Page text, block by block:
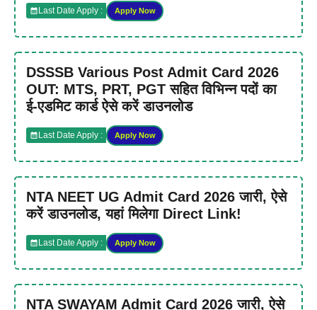
Last Date Apply : Apply Now
DSSSB Various Post Admit Card 2026
OUT: MTS, PRT, PGT सहित विभिन्न पदों का
ई-एडमिट कार्ड ऐसे करें डाउनलोड
Last Date Apply : Apply Now
NTA NEET UG Admit Card 2026 जारी, ऐसे
करें डाउनलोड, यहां मिलेगा Direct Link!
Last Date Apply : Apply Now
NTA SWAYAM Admit Card 2026 जारी, ऐसे